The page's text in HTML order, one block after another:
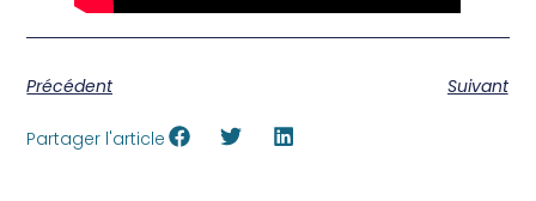
Précédent Suivant
Partager l'article